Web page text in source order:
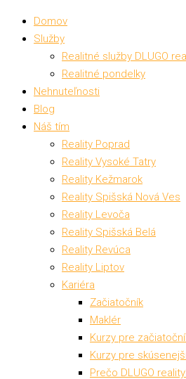
Domov
Služby
Realitné služby DLUGO
Realitné pondelky
Nehnuteľnosti
Blog
Náš tím
Reality Poprad
Reality Vysoké Tatry
Reality Kežmarok
Reality Spišská Nová Ves
Reality Levoča
Reality Spišská Belá
Reality Revúca
Reality Liptov
Kariéra
Začiatočník
Maklér
Kurzy pre
Kurzy pre
Prečo DLUGO